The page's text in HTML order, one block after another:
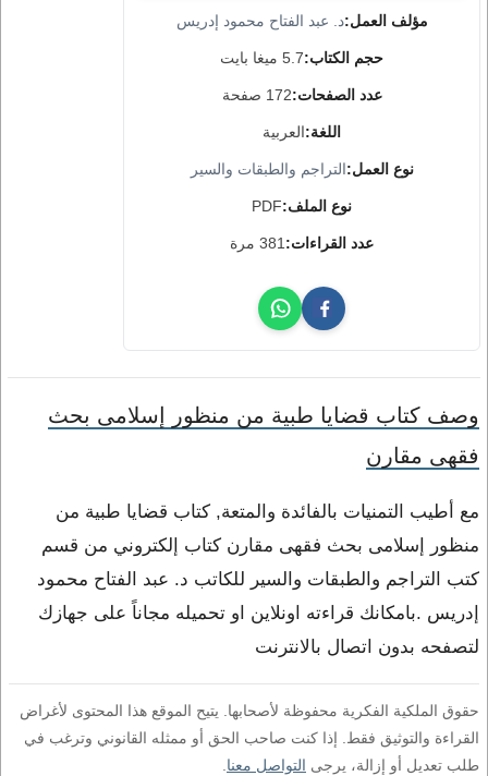
مؤلف العمل:د. عبد الفتاح محمود إدريس
حجم الكتاب:5.7 ميغا بايت
عدد الصفحات:172 صفحة
اللغة:العربية
نوع العمل:التراجم والطبقات والسير
نوع الملف:PDF
عدد القراءات: 381 مرة
وصف كتاب قضايا طبية من منظور إسلامى بحث
فقهى مقارن
مع أطيب التمنيات بالفائدة والمتعة, كتاب قضايا طبية من
منظور إسلامى بحث فقهى مقارن كتاب إلكتروني من قسم
كتب التراجم والطبقات والسير للكاتب د. عبد الفتاح محمود
إدريس .بامكانك قراءته اونلاين او تحميله مجاناً على جهازك
لتصفحه بدون اتصال بالانترنت
حقوق الملكية الفكرية محفوظة لأصحابها. يتيح الموقع هذا المحتوى لأغراض
القراءة والتوثيق فقط. إذا كنت صاحب الحق أو ممثله القانوني وترغب في
طلب تعديل أو إزالة، يرجى التواصل معنا